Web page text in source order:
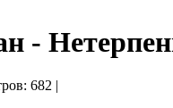
-
682 |